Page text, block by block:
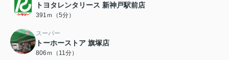
トヨタレンタリース 新神戸駅前店
391ｍ（5分）
スーパー
トーホーストア 旗塚店
806ｍ（11分）